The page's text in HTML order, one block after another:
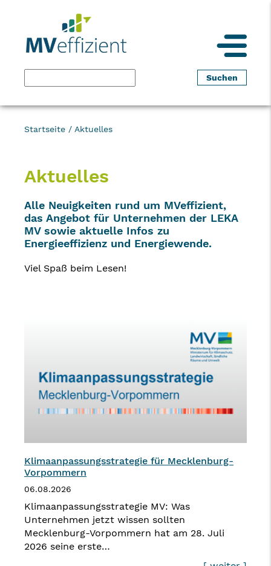
Startseite / Aktuelles
Aktuelles
Alle Neuigkeiten rund um MVeffizient,
das Angebot für Unternehmen der LEKA
MV sowie aktuelle Infos zu
Energieeffizienz und Energiewende.
Viel Spaß beim Lesen!
Klimaanpassungsstrategie für Mecklenburg-
Vorpommern
06.08.2026
Klimaanpassungsstrategie MV: Was
Unternehmen jetzt wissen sollten
Mecklenburg-Vorpommern hat am 28. Juli
2026 seine erste…